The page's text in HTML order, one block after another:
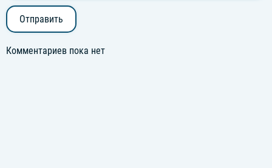
Отправить
Комментариев пока нет